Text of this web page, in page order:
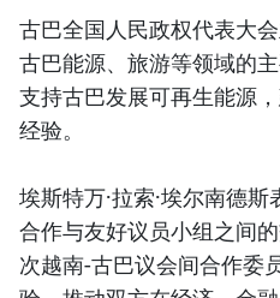
古巴全国人民政权代表大
古巴能源、旅游等领域的
支持古巴发展可再生能源
经验。
埃斯特万·拉索·埃尔南德
合作与友好议员小组之间
次越南-古巴议会间合作委